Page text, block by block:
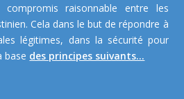
raisonnable entre les
Cela dans le but de répondre à
légitimes, dans la sécurité pour
base des principes suivants...